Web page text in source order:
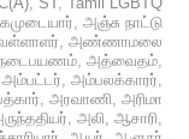
, அஞ்சு நாட்டு
, அண்ணாமலை
, அத்வைதம்,
அம்பட்டர், அம்பலக்காரர்,
, அரவாணி, அரிமா
, அலி, ஆசாரி,